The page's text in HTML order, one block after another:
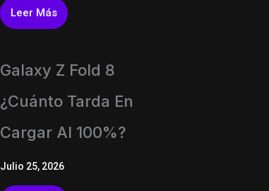
Leer Más
Galaxy Z Fold 8
¿Cuánto Tarda En
Cargar Al 100%?
Julio 25, 2026